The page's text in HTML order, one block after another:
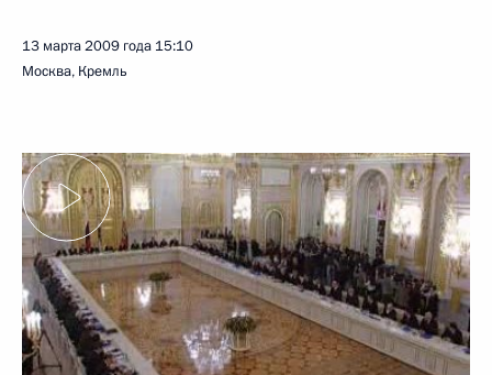
13 марта 2009 года 15:10
Москва, Кремль